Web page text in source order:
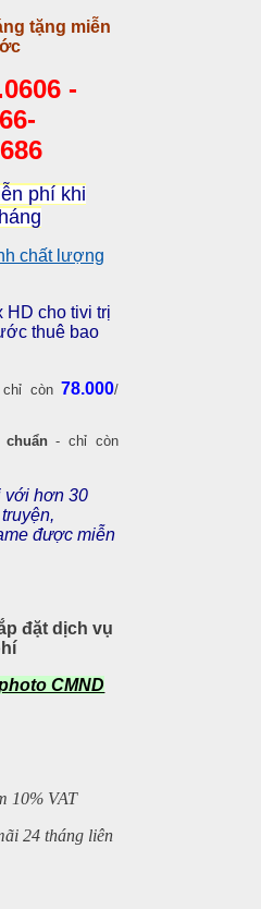
tặng miễn
-
-
phí khi
chất lượng
HD cho tivi trị
thuê bao
còn 78.000/
- chỉ còn
với hơn 30
được miễn
đặt dịch vụ
CMND
10% VAT
24 tháng liên